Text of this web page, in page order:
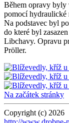
Během opravy byly
pomocí hydraulické
Na podstavec byl
do které byl
Libchavy. Opravu
Pröller.
Na začátek stránky
Copyright (c) 2026